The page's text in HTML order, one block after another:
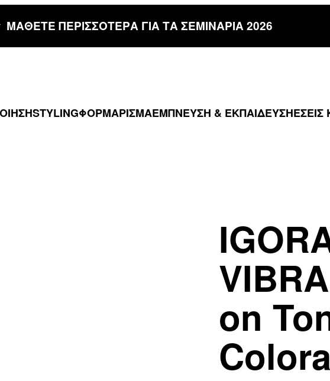
ΜΑΘΕΤΕ ΠΕΡΙΣΣΟΤΕΡΑ ΓΙΑ ΤΑ ΣΕΜΙΝΑΡΙΑ 2026
STYLINGΦΟΡΜΑΡΙΣΜΑΕΜΠΝΕΥΣΗ & ΕΚΠΑΙΔΕΥΣΗΕΣΕΙΣ
on